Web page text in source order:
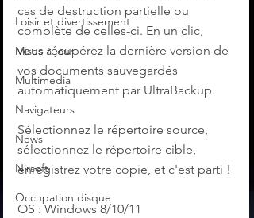
Loisir et divertissement
Mises à jour
Multimedia
Navigateurs
News
Nirsoft
Occupation disque
cas de destruction partielle ou
complète de celles-ci. En un clic,
vous récupérez la dernière version de
vos documents sauvegardés
automatiquement par UltraBackup.
Sélectionnez le répertoire source,
sélectionnez le répertoire cible,
enregistrez votre copie, et c'est parti !
OS : Windows 8/10/11